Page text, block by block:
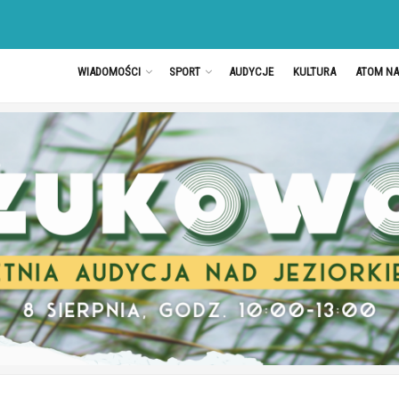
WIADOMOŚCI SPORT AUDYCJE KULTURA ATOM